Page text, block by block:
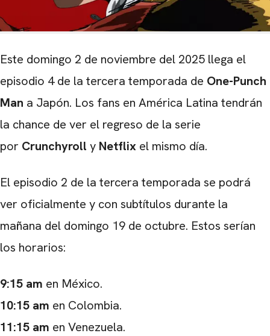
Este domingo 2 de noviembre del 2025 llega el
episodio 4 de la tercera temporada de One-Punch
Man a Japón. Los fans en América Latina tendrán
la chance de ver el regreso de la serie
por Crunchyroll y Netflix el mismo día.
El episodio 2 de la tercera temporada se podrá
ver oficialmente y con subtítulos durante la
mañana del domingo 19 de octubre. Estos serían
los horarios:
9:15 am en México.
10:15 am en Colombia.
11:15 am en Venezuela.